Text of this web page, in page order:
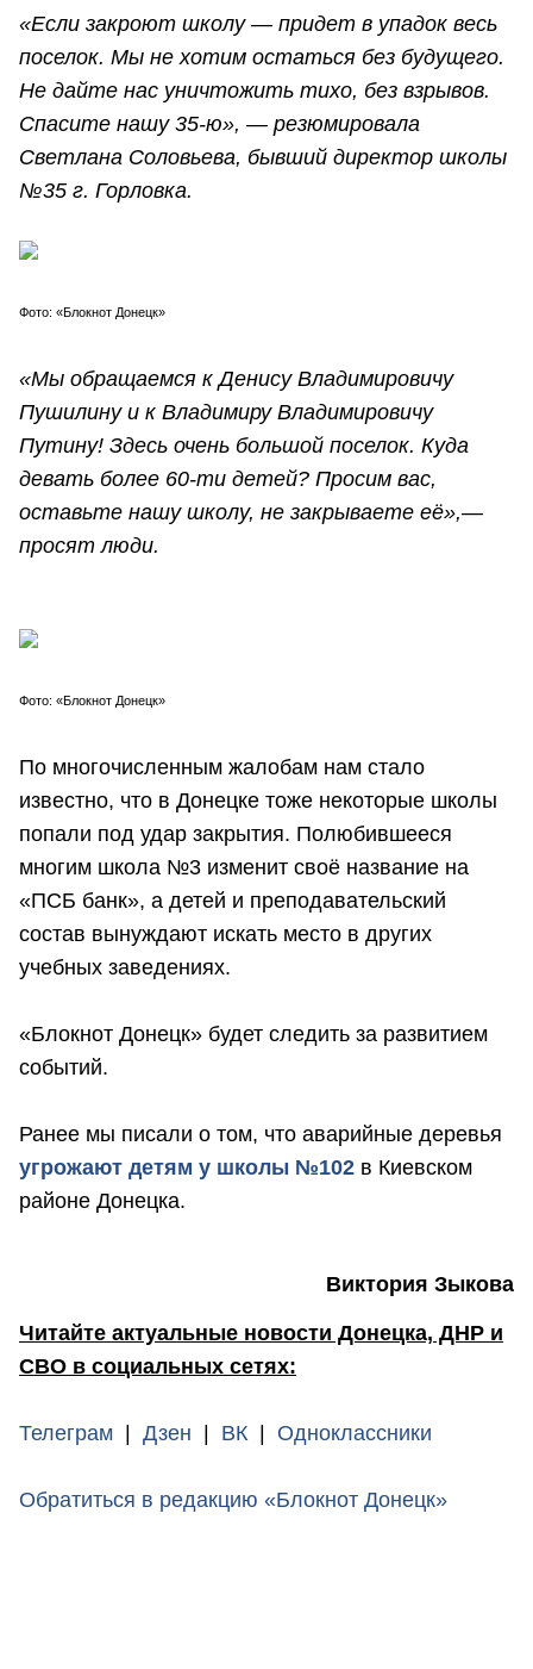
«Если закроют школу — придет в упадок весь
поселок. Мы не хотим остаться без будущего.
Не дайте нас уничтожить тихо, без взрывов.
Спасите нашу 35-ю», — резюмировала
Светлана Соловьева, бывший директор школы
№35 г. Горловка.
Фото: «Блокнот Донецк»
«Мы обращаемся к Денису Владимировичу
Пушилину и к Владимиру Владимировичу
Путину! Здесь очень большой поселок. Куда
девать более 60-ти детей? Просим вас,
оставьте нашу школу, не закрываете её»,—
просят люди.
Фото: «Блокнот Донецк»
По многочисленным жалобам нам стало
известно, что в Донецке тоже некоторые школы
попали под удар закрытия. Полюбившееся
многим школа №3 изменит своё название на
«ПСБ банк», а детей и преподавательский
состав вынуждают искать место в других
учебных заведениях.
«Блокнот Донецк» будет следить за развитием
событий.
Ранее мы писали о том, что аварийные деревья
угрожают детям у школы №102 в Киевском
районе Донецка.
Виктория Зыкова
Читайте актуальные новости Донецка, ДНР и
СВО в социальных сетях:
Телеграм | Дзен | ВК | Одноклассники
Обратиться в редакцию «Блокнот Донецк»